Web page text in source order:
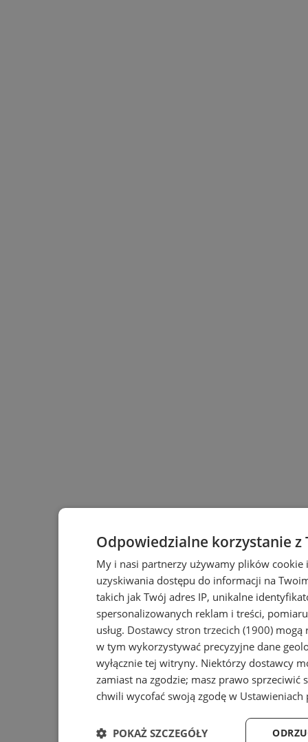
Odpowiedzialne korzystanie z
My i nasi partnerzy używamy plików
uzyskiwania dostępu do informacji na
takich jak Twój adres IP, unikalne
spersonalizowanych reklam i treści,
usług. Dostawcy stron trzecich (1900) mogą
w tym wykorzystywać precyzyjne dane
wyłącznie tej witryny. Niektórzy dostawcy
zamiast na zgodzie; masz prawo sprzeciwić
chwili wycofać swoją zgodę w
POKAŻ SZCZEGÓŁY